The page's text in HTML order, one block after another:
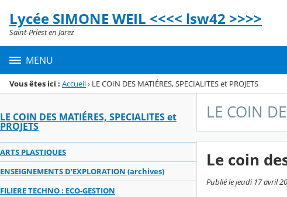
Menu de la rubrique
Contenu
Lycée SIMONE WEIL <<<< lsw42 >>>>
Saint-Priest en Jarez
MENU
Vous êtes ici : Accueil› LE COIN DES MATIÉRES, SPECIALITES et PROJETS
LE COIN DES MATIÉRES, SPECIALITES et
PROJETS
ARTS PLASTIQUES
ENSEIGNEMENTS D'EXPLORATION (archives)
FILIERE TECHNO : ECO-GESTION
LE COIN
Le coin
Publié le jeudi 17 avril